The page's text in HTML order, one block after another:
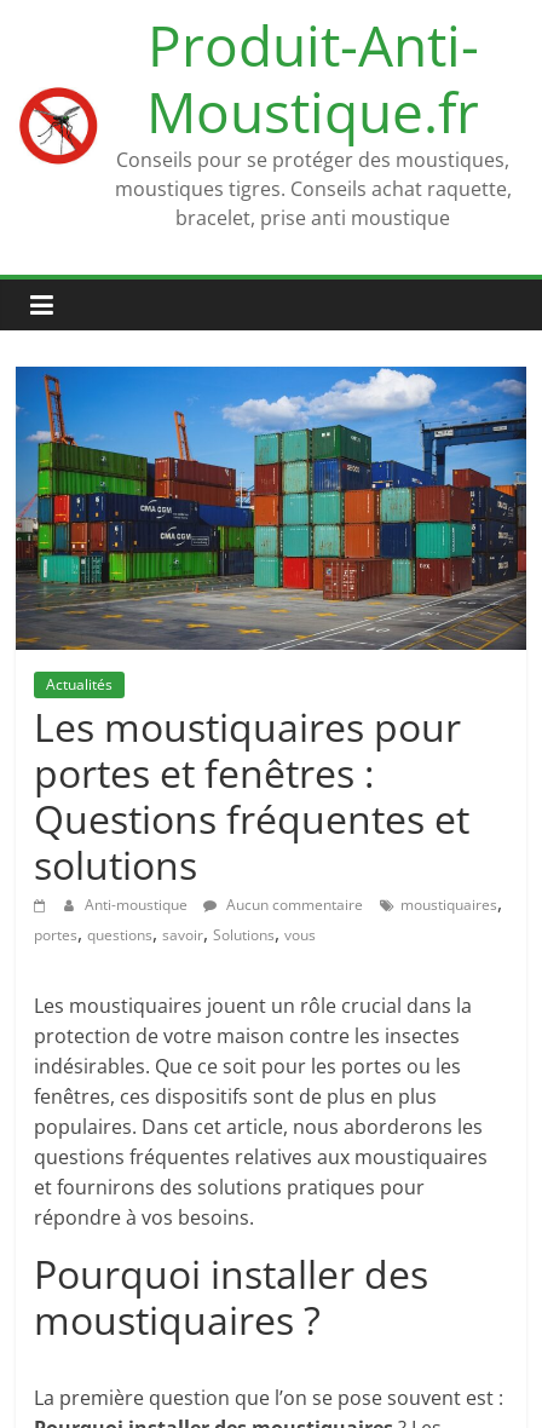
Produit-Anti-
Moustique.fr
Conseils pour se protéger des moustiques,
moustiques tigres. Conseils achat raquette,
bracelet, prise anti moustique
Actualités
Les moustiquaires pour
portes et fenêtres :
Questions fréquentes et
solutions
Anti-moustique Aucun commentaire moustiquaires,
portes,questions,savoir,Solutions,vous
Les moustiquaires jouent un rôle crucial dans la
protection de votre maison contre les insectes
indésirables. Que ce soit pour les portes ou les
fenêtres, ces dispositifs sont de plus en plus
populaires. Dans cet article, nous aborderons les
questions fréquentes relatives aux moustiquaires ​
et fournirons des solutions pratiques pour
répondre à vos besoins.
Pourquoi installer des
moustiquaires ?
La première question que l’on se pose souvent est :